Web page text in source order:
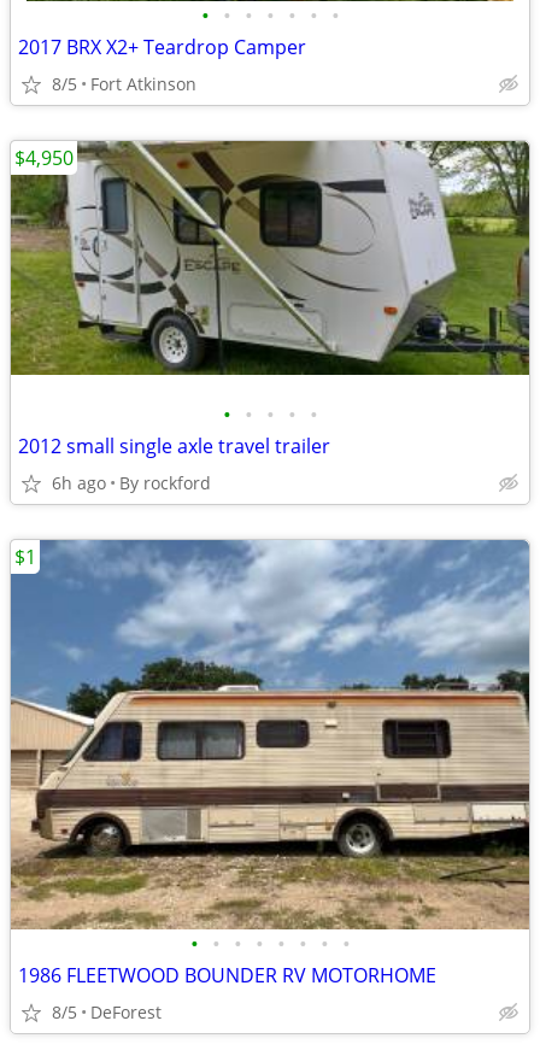
• • • • • • •
2017 BRX X2+ Teardrop Camper
8/5 Fort Atkinson
• • • • •
2012 small single axle travel trailer
6h ago By rockford
$4,950
• • • • • • • •
1986 FLEETWOOD BOUNDER RV MOTORHOME
8/5 DeForest
$1